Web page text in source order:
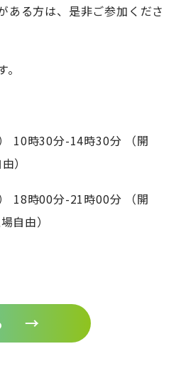
ある方は、是非ご参加くださ
10時30分-14時30分 （開
）
18時00分-21時00分 （開
自由）
→